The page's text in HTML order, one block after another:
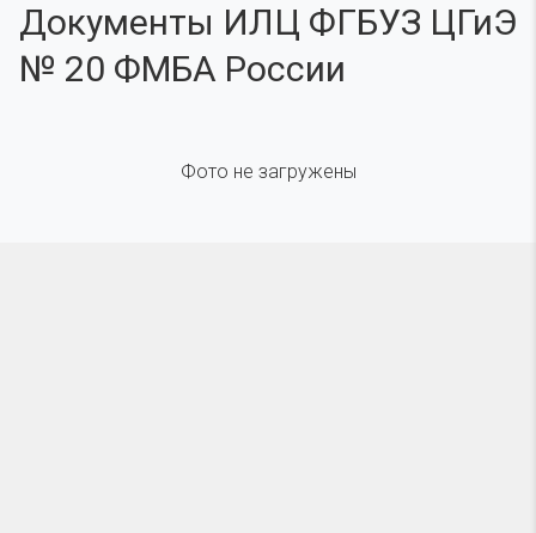
Документы ИЛЦ ФГБУЗ ЦГиЭ
№ 20 ФМБА России
Фото не загружены